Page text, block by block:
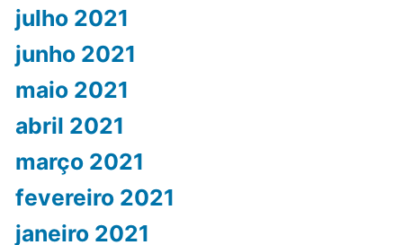
julho 2021
junho 2021
maio 2021
abril 2021
março 2021
fevereiro 2021
janeiro 2021